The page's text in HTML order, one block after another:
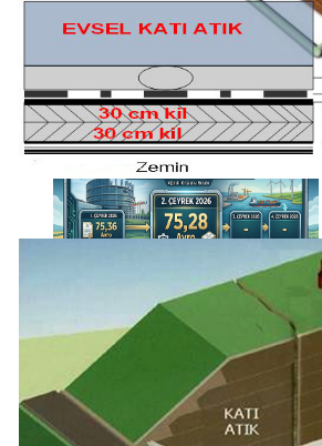
Haberi Oku
Haberi Oku